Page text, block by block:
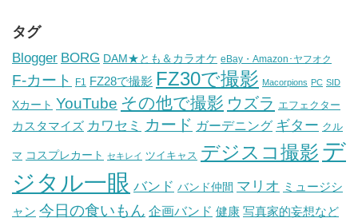
タグ
Blogger BORG DAM★とも＆カラオケ eBay・Amazon･ヤフオク
F-カート F1 FZ28で撮影 FZ30で撮影 Macorpions PC SID
Xカート YouTube その他で撮影 ウズラ エフェクター
カスタマイズ カワセミ カード ガーデニング ギター クル
マ コスプレカート セキレイ ツイキャス デジスコ撮影 デ
ジタル一眼 バンド バンド仲間 マリオ ミュージシ
ャン 今日の食いもん 企画バンド 健康 写真家的妄想など